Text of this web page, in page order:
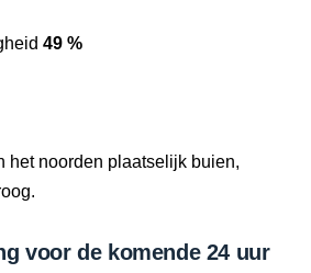
49 %
het noorden plaatselijk buien,
voor de komende 24 uur